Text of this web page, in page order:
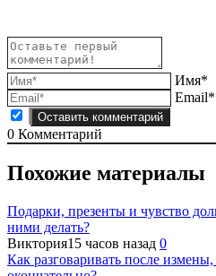
Имя*
Email*
0 Комментарий
Похожие материалы
Подарки, презенты и чувство
ними делать?
Виктория15 часов назад 0
Как разговаривать после